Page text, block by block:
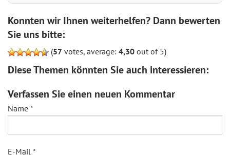
Konnten wir Ihnen weiterhelfen? Dann bewerten
Sie uns bitte:
(57 votes, average: 4,30 out of 5)
Diese Themen könnten Sie auch interessieren:
Verfassen Sie einen neuen Kommentar
Name *
E-Mail *